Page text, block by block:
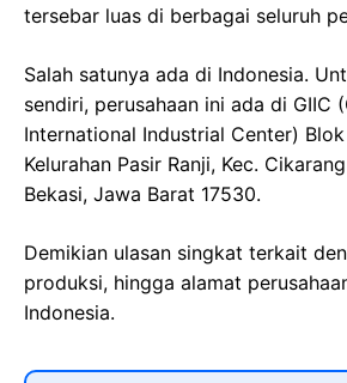
tersebar luas di berbagai seluruh
Salah satunya ada di Indonesia.
sendiri, perusahaan ini ada di GIIC
International Industrial Center) Blok
Kelurahan Pasir Ranji, Kec.
Bekasi, Jawa Barat 17530.
Demikian ulasan singkat terkait
produksi, hingga alamat
Indonesia.